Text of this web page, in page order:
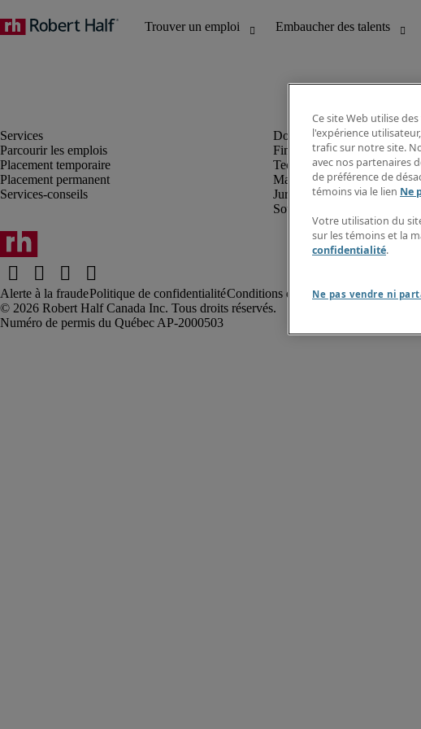
Parcourir les emplois
Placement temporaire
Placement permanent
Services-conseils
Finance et comptabilité
Technologie
Marketing et création
Juridique
Soutien administratif et à la
Alerte à la fraudePolitique de confidentialitéConditions d’utilisation Rapport sur
Robert Half Canada Inc. Tous droits réservés.
Ce site Web utilise
l'expérience
trafic sur notre site.
avec nos partenaires
de préférence de
témoins via le lien Ne
Votre utilisation du
sur les témoins et la
confidentialité.
Ne pas vendre ni